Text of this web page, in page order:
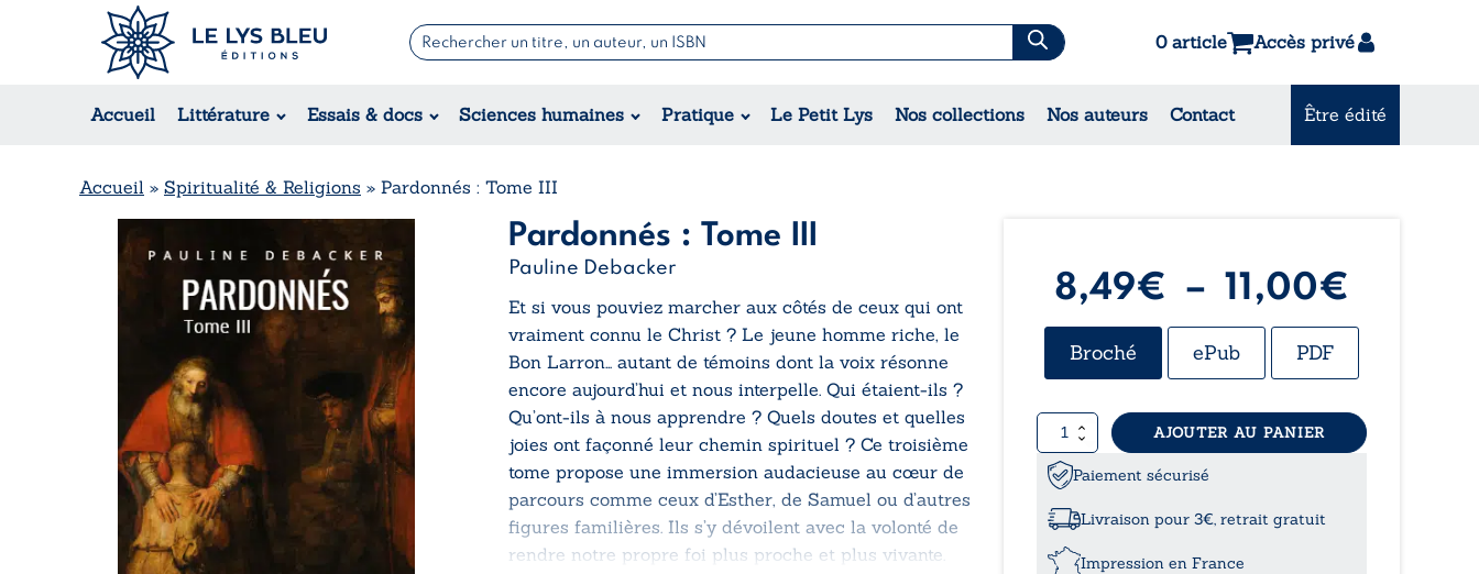
0 article Accès privé
Accueil Littérature Essais & docs Sciences humaines Pratique Le Petit Lys Nos collections Nos auteurs Contact Être édité
Romans
Suspense / Thriller / Policier
Romance
Jeunesse
Nouvelles & Contes
Théâtre
Accueil » Spiritualité & Religions » Pardonnés : Tome III
Pardonnés : Tome III
Pauline Debacker
Et si vous pouviez marcher aux côtés de ceux qui ont
vraiment connu le Christ ? Le jeune homme riche, le
Bon Larron… autant de témoins dont la voix résonne
encore aujourd’hui et nous interpelle. Qui étaient-ils ?
Qu’ont-ils à nous apprendre ? Quels doutes et quelles
joies ont façonné leur chemin spirituel ? Ce troisième
tome propose une immersion audacieuse au cœur de
parcours comme ceux d’Esther, de Samuel ou d’autres
figures familières. Ils s’y dévoilent avec la volonté de
rendre notre propre foi plus proche et plus vivante.
8,49€ – 11,00€
de
8,49€
Broché ePub PDF
quantité
de
Pardonnés
Tome
AJOUTER AU PANIER
Paiement sécurisé
Livraison pour 3€, retrait gratuit
Impression en France